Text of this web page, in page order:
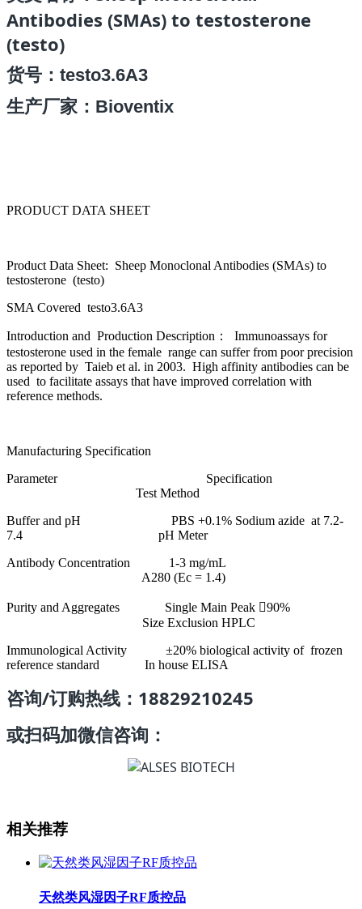
Antibodies (SMAs) to testosterone
(testo)
货号 ：testo3.6A3
生产厂家：Bioventix
PRODUCT DATA SHEET
Product Data Sheet: Sheep Monoclonal Antibodies (SMAs) to
testosterone (testo)
SMA Covered testo3.6A3
Introduction and Production Description： Immunoassays for
testosterone used in the female range can suffer from poor precision
as reported by Taieb et al. in 2003. High affinity antibodies can be
used to facilitate assays that have improved correlation with
reference methods.
Manufacturing Specification
Parameter Specification
Test Method
Buffer and pH PBS +0.1% Sodium azide at 7.2-
7.4 pH Meter
Antibody Concentration 1-3 mg/mL
A280 (Ec = 1.4)
Purity and Aggregates Single Main Peak 90%
Size Exclusion HPLC
Immunological Activity ±20% biological activity of frozen
reference standard In house ELISA
咨询/订购热线：18829210245
或扫码加微信咨询：
相关推荐
天然类风湿因子RF质控品